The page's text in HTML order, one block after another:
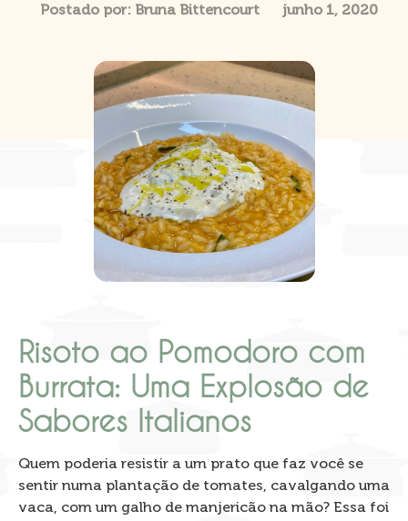
Postado por:Bruna Bittencourt junho 1, 2020
Risoto ao Pomodoro com
Burrata: Uma Explosão de
Sabores Italianos
Quem poderia resistir a um prato que faz você se
sentir numa plantação de tomates, cavalgando uma
vaca, com um galho de manjericão na mão? Essa foi